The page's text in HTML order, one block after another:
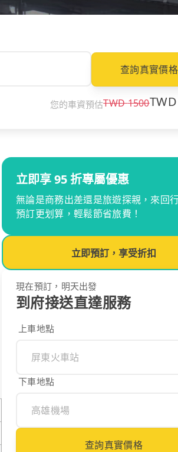
查詢真實價格
您的車資預估TWD1500TWD
立即享 95 折專屬優惠
無論是商務出差還是旅遊探親，來回
預訂更划算，輕鬆節省旅費！
立即預訂，享受折扣
現在預訂，明天出發
到府接送直達服務
上車地點
下車地點
查詢真實價格